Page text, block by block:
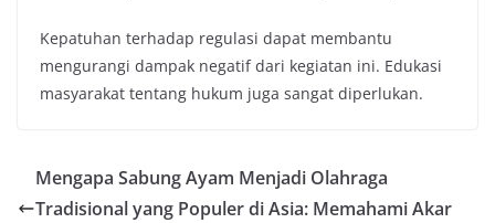
Kepatuhan terhadap regulasi dapat membantu
mengurangi dampak negatif dari kegiatan ini. Edukasi
masyarakat tentang hukum juga sangat diperlukan.
Mengapa Sabung Ayam Menjadi Olahraga
Tradisional yang Populer di Asia: Memahami Akar